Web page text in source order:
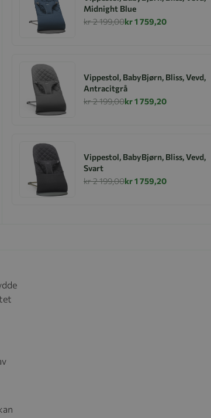
Midnight Blue
kr 2 199,00kr 1 759,20
Vippestol, BabyBjørn, Bliss, Vevd,
Antracitgrå
kr 2 199,00kr 1 759,20
Vippestol, BabyBjørn, Bliss, Vevd,
Svart
kr 2 199,00kr 1 759,20